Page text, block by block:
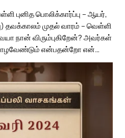
புனித பொலிக்கார்ப்பு – ஆயர்,
தவக்காலம் முதல் வாரம் – வெள்ளி
நான் விரும்புகிறேன்? அவர்கள்
வாழவேண்டும் என்பதன்றோ என்…